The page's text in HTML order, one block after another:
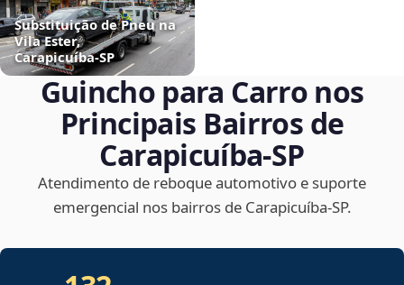
Substituição de Pneu na
Vila Ester,
Carapicuíba‑SP
Guincho para Carro nos
Principais Bairros de
Carapicuíba‑SP
Atendimento de reboque automotivo e suporte
emergencial nos bairros de Carapicuíba‑SP.